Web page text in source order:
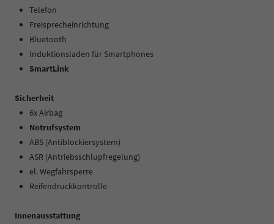
Telefon
Freisprecheinrichtung
Bluetooth
Induktionsladen für Smartphones
SmartLink
Sicherheit
6x Airbag
Notrufsystem
ABS (Antiblockiersystem)
ASR (Antriebsschlupfregelung)
el. Wegfahrsperre
Reifendruckkontrolle
Innenausstattung